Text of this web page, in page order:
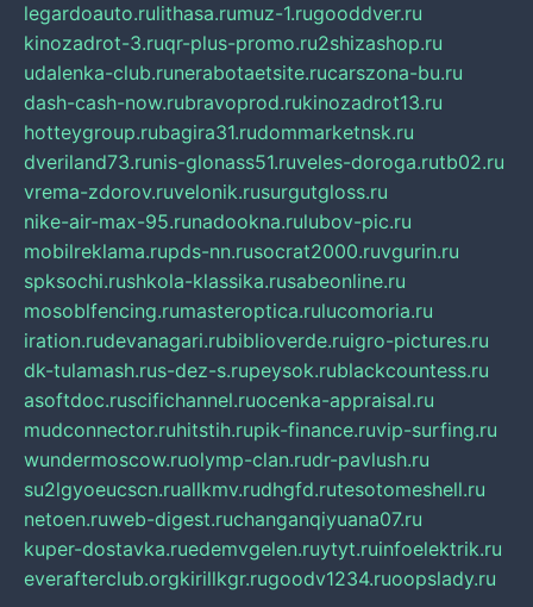
legardoauto.rulithasa.rumuz-1.rugooddver.ru
kinozadrot-3.ruqr-plus-promo.ru2shizashop.ru
udalenka-club.runerabotaetsite.rucarszona-bu.ru
dash-cash-now.rubravoprod.rukinozadrot13.ru
hotteygroup.rubagira31.rudommarketnsk.ru
dveriland73.runis-glonass51.ruveles-doroga.rutb02.ru
vrema-zdorov.ruvelonik.rusurgutgloss.ru
nike-air-max-95.runadookna.rulubov-pic.ru
mobilreklama.rupds-nn.rusocrat2000.ruvgurin.ru
spksochi.rushkola-klassika.rusabeonline.ru
mosoblfencing.rumasteroptica.rulucomoria.ru
iration.rudevanagari.rubiblioverde.ruigro-pictures.ru
dk-tulamash.rus-dez-s.rupeysok.rublackcountess.ru
asoftdoc.ruscifichannel.ruocenka-appraisal.ru
mudconnector.ruhitstih.rupik-finance.ruvip-surfing.ru
wundermoscow.ruolymp-clan.rudr-pavlush.ru
su2lgyoeucscn.ruallkmv.rudhgfd.rutesotomeshell.ru
netoen.ruweb-digest.ruchanganqiyuana07.ru
kuper-dostavka.ruedemvgelen.ruytyt.ruinfoelektrik.ru
everafterclub.orgkirillkgr.rugoodv1234.ruoopslady.ru